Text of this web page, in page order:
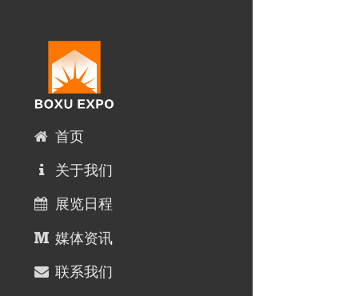
首页
关于我们
展览日程
媒体资讯
联系我们